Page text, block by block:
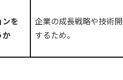
を
か
企業の成長戦略や技術
するため。